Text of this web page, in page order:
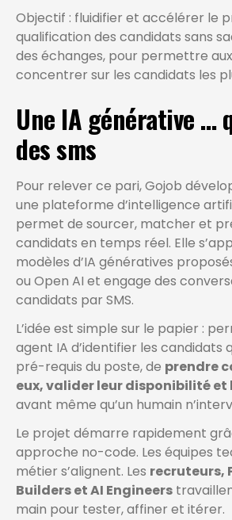
Objectif : fluidifier et accélérer le
qualification des candidats sans
des échanges, pour permettre
concentrer sur les candidats les
Une IA générative …
des sms
Pour relever ce pari, Gojob
une plateforme d’intelligence
permet de sourcer, matcher et
candidats en temps réel. Elle
modèles d’IA génératives
ou Open AI et engage des
candidats par SMS.
L’idée est simple sur le papier :
agent IA d’identifier les candidats
pré-requis du poste, de prendre
eux, valider leur disponibilité et
avant même qu’un humain
Le projet démarre rapidement
approche no-code. Les équipes
métier s’alignent. Les recruteurs,
Builders et AI Engineers
main pour tester, affiner et itérer.